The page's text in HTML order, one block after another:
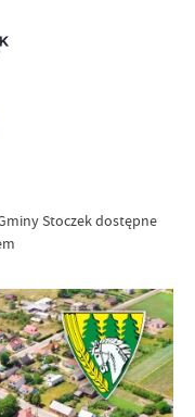
Stoczek dostępne